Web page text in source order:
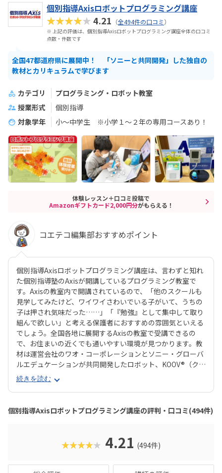
個別指導Axisロボットプログラミング講座
★★★★★4.21 （全494件の口コミ）
※ 上記の評価は、個別指導Axisロボットプログラミング講座全体の口コミ
点数・件数です
全国47都道府県に展開中！ 「ソニーと共同開発」した独自の
教材とカリキュラムで学びます
カテゴリ
プログラミング・ロボット教室
授業形式
個別指導
対象学年
小～中学生 ※小学１～２年の専用コースあり！
体験レッスン＋口コミ投稿で
Amazonギフトカード2,000円分がもらえる！
コエテコ編集部おすすめポイント
個別指導Axisロボットプログラミング講座は、言わずと知れ
た個別指導塾のAxisが開講しているプログラミング教室で
す。Axisの教室内で開講されているので、「他のスクールも
見学してみたけど、ワイワイさわいでいる子がいて、うちの
子は押され気味だった……」「『勉強』として集中して取り
組んで欲しい」と考える保護者におすすめの雰囲気といえる
でしょう。全国各地に展開するAxisの教室で受講できるの
で、お住まいの近くでも通いやすい環境が見つかります。教
材は運営会社のワオ・コーポレーションとソニー・グローバ
ルエデュケーションが共同開発したロボット、KOOV®︎（クー
ブ）。半透明のカラフルなブロックを組み合わせながらロボ
ットを組み立てていくので、女の子にも人気が高いのがポイ
ント。ロボットが好きな子はもちろん、色彩感覚に優れる子
からも評判の教材です。さらに、高学年からはエンジニアも
使う本格的なプログラミング言語「Python（パイソン）」
りのとっつきやすい見た目から入って、実践レベルの内容が
学べると好評です。授業料が比較的お手頃価格なのもポイン
月2回）、レギュラーコースは8,800円＋教材費2,640円＋テ
続きを読む
個別指導Axisロボットプログラミング講座の評判・口コミ(494件)
★★★★★ 4.21 (494件)